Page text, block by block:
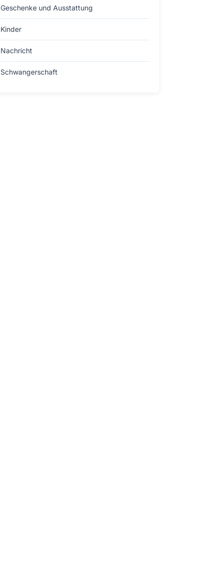
Geschenke und Ausstattung
Kinder
Nachricht
Schwangerschaft